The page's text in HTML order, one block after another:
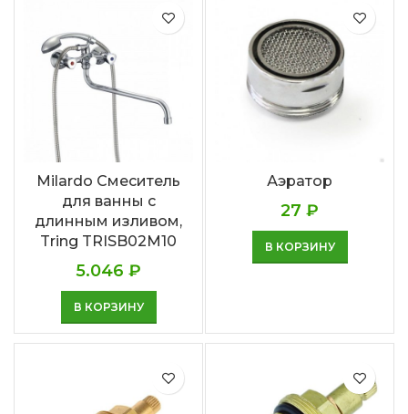
Milardo Смеситель
для ванны с
длинным изливом,
Tring TRISB02M10
5.046 ₽
В КОРЗИНУ
Аэратор
27 ₽
В КОРЗИНУ